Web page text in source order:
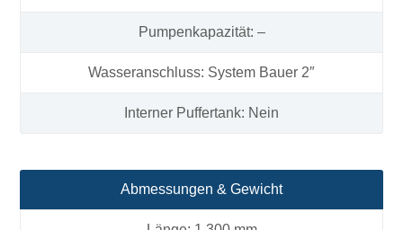
Pumpenkapazität: –
Wasseranschluss: System Bauer 2″
Interner Puffertank: Nein
Abmessungen & Gewicht